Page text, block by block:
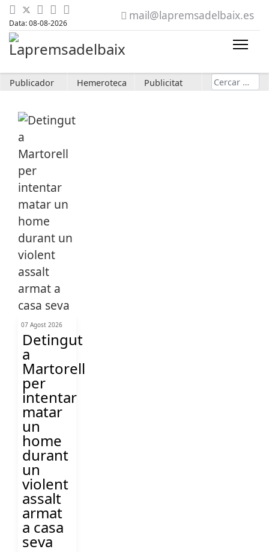
Data: 08-08-2026
mail@lapremsadelbaix.es
Publicador Hemeroteca Publicitat Cerca
07 Agost 2026
Detingut
a
Martorell
per
intentar
matar
un
home
durant
un
violent
assalt
armat
a casa
seva